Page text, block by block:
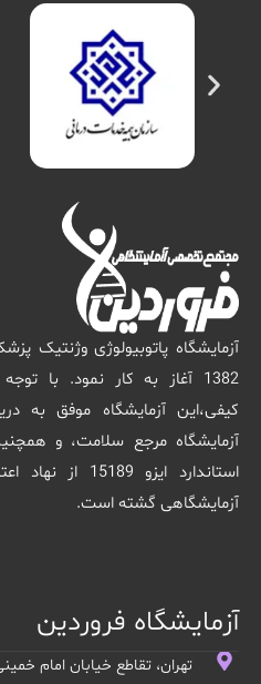
آزمایشگاه پاتوبیولوژی وژنتیک
1382 آغاز به کار نمود. با
کیفی،این آزمایشگاه موفق به
آزمایشگاه مرجع سلامت، و
استاندارد
آزمایشگاهی گشته است.
آزمایشگاه فروردین